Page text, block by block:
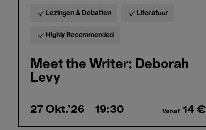
Lezingen & Debatten Literatuur
Highly Recommended
Meet the Writer: Deborah
Levy
27 Okt.'26 - 19:30 Vanaf 14 €